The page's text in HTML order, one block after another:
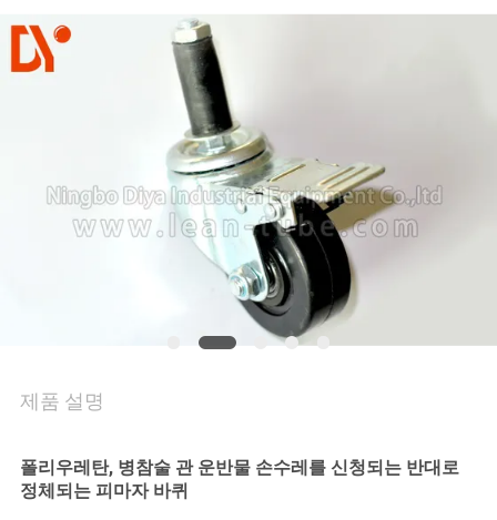
리
케
이
제품 설명
폴리우레탄, 병참술 관 운반물 손수레를 신청되는 반대로
정체되는 피마자 바퀴